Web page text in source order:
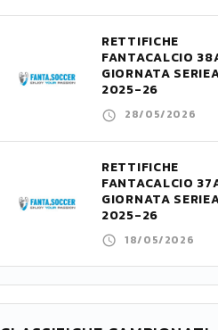
RETTIFICHE
FANTACALCIO
GIORNATA
2025-26
28/05/2026
RETTIFICHE
FANTACALCIO
GIORNATA
2025-26
18/05/2026